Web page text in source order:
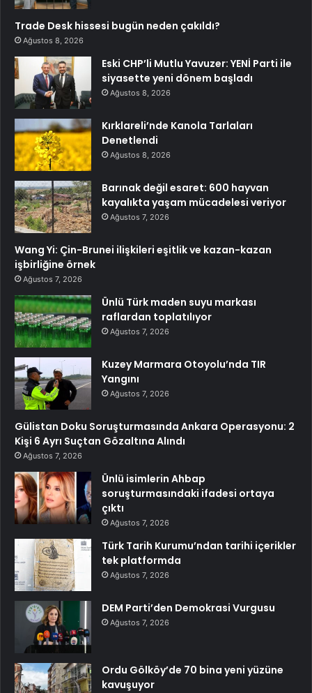
Trade Desk hissesi bugün neden çakıldı?
Ağustos 8, 2026
Eski CHP’li Mutlu Yavuzer: YENİ Parti ile
siyasette yeni dönem başladı
Ağustos 8, 2026
Kırklareli’nde Kanola Tarlaları
Denetlendi
Ağustos 8, 2026
Barınak değil esaret: 600 hayvan
kayalıkta yaşam mücadelesi veriyor
Ağustos 7, 2026
Wang Yi: Çin-Brunei ilişkileri eşitlik ve kazan-kazan
işbirliğine örnek
Ağustos 7, 2026
Ünlü Türk maden suyu markası
raflardan toplatılıyor
Ağustos 7, 2026
Kuzey Marmara Otoyolu’nda TIR
Yangını
Ağustos 7, 2026
Gülistan Doku Soruşturmasında Ankara Operasyonu: 2
Kişi 6 Ayrı Suçtan Gözaltına Alındı
Ağustos 7, 2026
Ünlü isimlerin Ahbap
soruşturmasındaki ifadesi ortaya
çıktı
Ağustos 7, 2026
Türk Tarih Kurumu’ndan tarihi içerikler
tek platformda
Ağustos 7, 2026
DEM Parti’den Demokrasi Vurgusu
Ağustos 7, 2026
Ordu Gölköy’de 70 bina yeni yüzüne
kavuşuyor